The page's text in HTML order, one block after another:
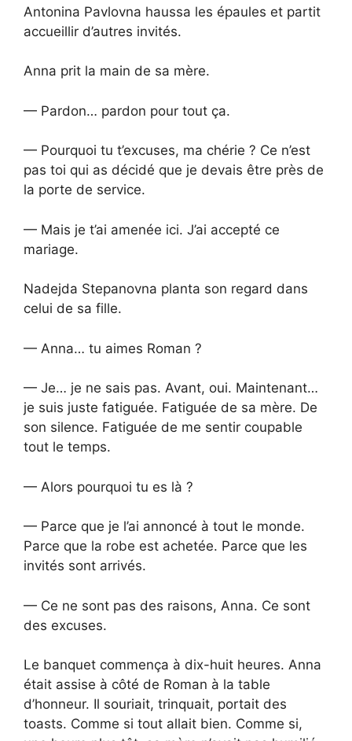
Antonina Pavlovna haussa les épaules et partit
accueillir d’autres invités.
Anna prit la main de sa mère.
— Pardon… pardon pour tout ça.
— Pourquoi tu t’excuses, ma chérie ? Ce n’est
pas toi qui as décidé que je devais être près de
la porte de service.
— Mais je t’ai amenée ici. J’ai accepté ce
mariage.
Nadejda Stepanovna planta son regard dans
celui de sa fille.
— Anna… tu aimes Roman ?
— Je… je ne sais pas. Avant, oui. Maintenant…
je suis juste fatiguée. Fatiguée de sa mère. De
son silence. Fatiguée de me sentir coupable
tout le temps.
— Alors pourquoi tu es là ?
— Parce que je l’ai annoncé à tout le monde.
Parce que la robe est achetée. Parce que les
invités sont arrivés.
— Ce ne sont pas des raisons, Anna. Ce sont
des excuses.
Le banquet commença à dix-huit heures. Anna
était assise à côté de Roman à la table
d’honneur. Il souriait, trinquait, portait des
toasts. Comme si tout allait bien. Comme si,